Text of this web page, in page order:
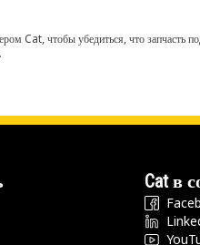
Cat, чтобы убедиться, что запчасть
Cat в